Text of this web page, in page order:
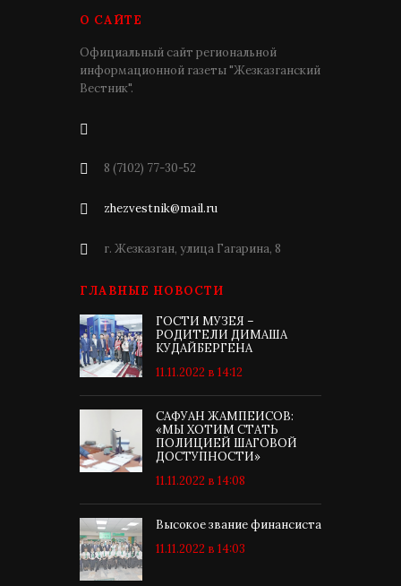
О САЙТЕ
Официальный сайт региональной
информационной газеты "Жезказганский
Вестник".
8 (7102) 77-30-52
zhezvestnik@mail.ru
г. Жезказган, улица Гагарина, 8
ГЛАВНЫЕ НОВОСТИ
ГОСТИ МУЗЕЯ –
РОДИТЕЛИ ДИМАША
КУДАЙБЕРГЕНА
11.11.2022 в 14:12
САФУАН ЖАМПЕИСОВ:
«МЫ ХОТИМ СТАТЬ
ПОЛИЦИЕЙ ШАГОВОЙ
ДОСТУПНОСТИ»
11.11.2022 в 14:08
Высокое звание финансиста
11.11.2022 в 14:03